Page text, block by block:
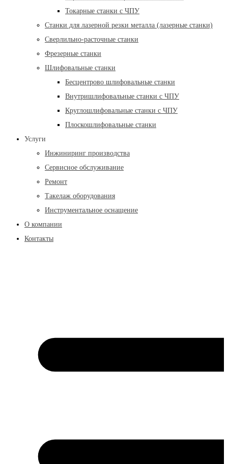
Токарные станки с ЧПУ
Станки для лазерной резки металла (лазерные станки)
Сверлильно-расточные станки
Фрезерные станки
Шлифовальные станки
Бесцентрово шлифовальные станки
Внутришлифовальные станки с ЧПУ
Круглошлифовальные станки с ЧПУ
Плоскошлифовальные станки
Услуги
Инжиниринг производства
Сервисное обслуживание
Ремонт
Такелаж оборудования
Инструментальное оснащение
О компании
Контакты